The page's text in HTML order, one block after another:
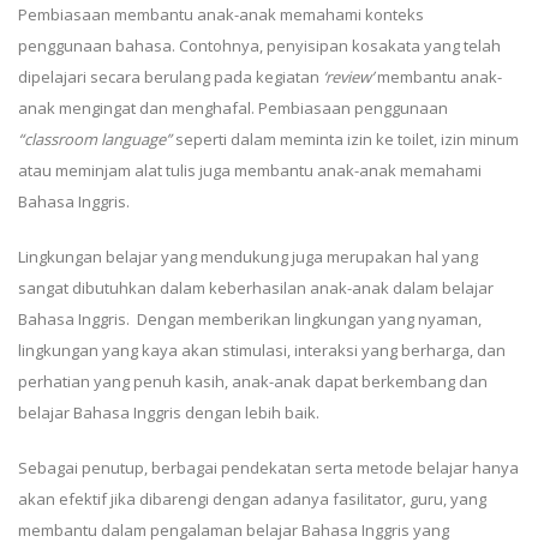
Pembiasaan membantu anak-anak memahami konteks
penggunaan bahasa. Contohnya, penyisipan kosakata yang telah
dipelajari secara berulang pada kegiatan ‘review’membantu anak-
anak mengingat dan menghafal. Pembiasaan penggunaan
“classroom language”seperti dalam meminta izin ke toilet, izin minum
atau meminjam alat tulis juga membantu anak-anak memahami
Bahasa Inggris.
Lingkungan belajar yang mendukung juga merupakan hal yang
sangat dibutuhkan dalam keberhasilan anak-anak dalam belajar
Bahasa Inggris. Dengan memberikan lingkungan yang nyaman,
lingkungan yang kaya akan stimulasi, interaksi yang berharga, dan
perhatian yang penuh kasih, anak-anak dapat berkembang dan
belajar Bahasa Inggris dengan lebih baik.
Sebagai penutup, berbagai pendekatan serta metode belajar hanya
akan efektif jika dibarengi dengan adanya fasilitator, guru, yang
membantu dalam pengalaman belajar Bahasa Inggris yang